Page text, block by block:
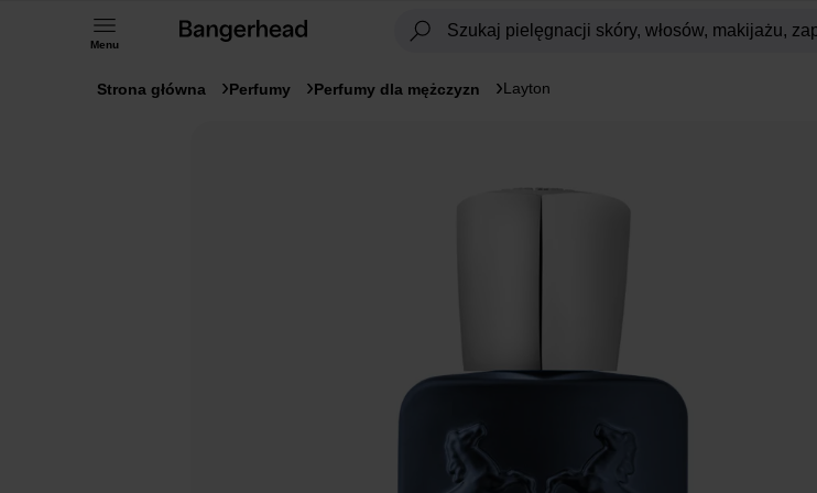
Menu
Strona główna Perfumy Perfumy dla mężczyzn Layton